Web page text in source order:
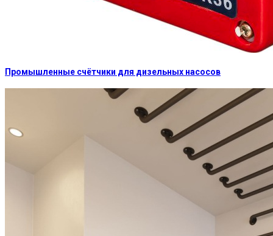
Промышленные счётчики для дизельных насосов